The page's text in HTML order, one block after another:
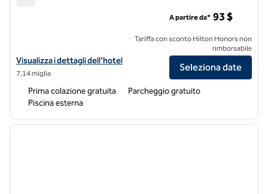
Visualizza i dettagli dell'hotel Homewood Suites by Hilton Ft.
Visualizza i dettagli dell'hotel
7,14 miglia
A partire da* 93 $
Tariffa con sconto Hilton Honors non
rimborsabile
Seleziona date
Prima colazione gratuita
Parcheggio gratuito
Piscina esterna
1 di 12